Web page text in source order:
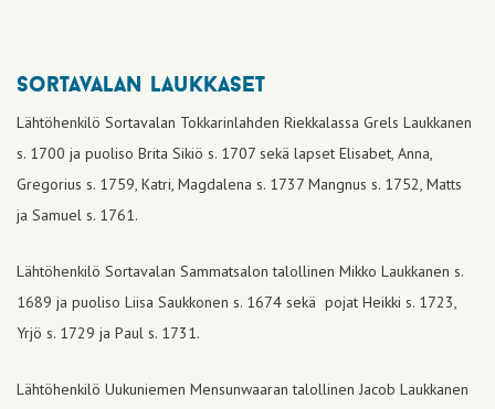
sortavalan laukkaset
Lähtöhenkilö Sortavalan Tokkarinlahden Riekkalassa Grels Laukkanen
s. 1700 ja puoliso Brita Sikiö s. 1707 sekä lapset Elisabet, Anna,
Gregorius s. 1759, Katri, Magdalena s. 1737 Mangnus s. 1752, Matts
ja Samuel s. 1761.
Lähtöhenkilö Sortavalan Sammatsalon talollinen Mikko Laukkanen s.
1689 ja puoliso Liisa Saukkonen s. 1674 sekä pojat Heikki s. 1723,
Yrjö s. 1729 ja Paul s. 1731.
Lähtöhenkilö Uukuniemen Mensunwaaran talollinen Jacob Laukkanen